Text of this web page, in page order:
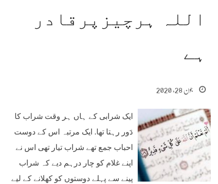
اللہ ہرچیزپرقادر
ہے
جون 28, 2020
ایک شرابی کے ہاں ہر وقت شراب کا
دَور رہتا تھا. ایک مرتبہ اس کے دوست
احباب جمع تھے شراب تیار تھی اس نے
اپنے غلام کو چار درہم دیے کہ شراب
پینے سے پہلے دوستوں کو کھلانے کے لیے